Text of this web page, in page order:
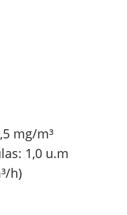
mg/m³
1,0 u.m
h)